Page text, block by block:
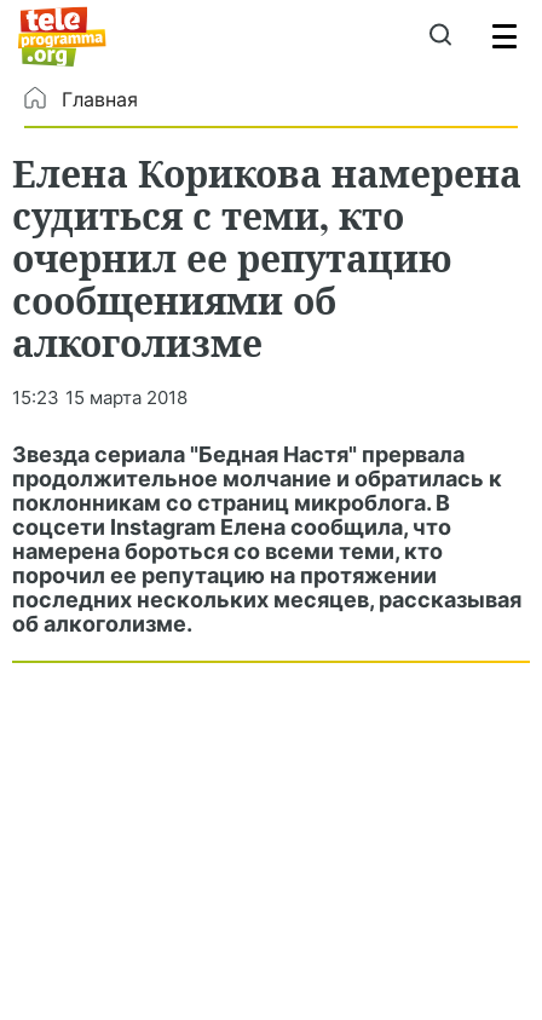
Главная
Елена Корикова намерена
судиться с теми, кто
очернил ее репутацию
сообщениями об
алкоголизме
15:23 15 марта 2018
Звезда сериала "Бедная Настя" прервала
продолжительное молчание и обратилась к
поклонникам со страниц микроблога. В
соцсети Instagram Елена сообщила, что
намерена бороться со всеми теми, кто
порочил ее репутацию на протяжении
последних нескольких месяцев, рассказывая
об алкоголизме.